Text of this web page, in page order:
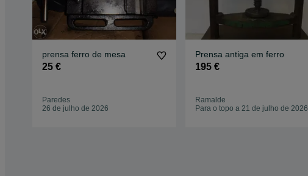
prensa ferro de mesa
25 €
Paredes
26 de julho de 2026
Prensa antiga em ferro
195 €
Ramalde
Para o topo a 21 de julho de 2026